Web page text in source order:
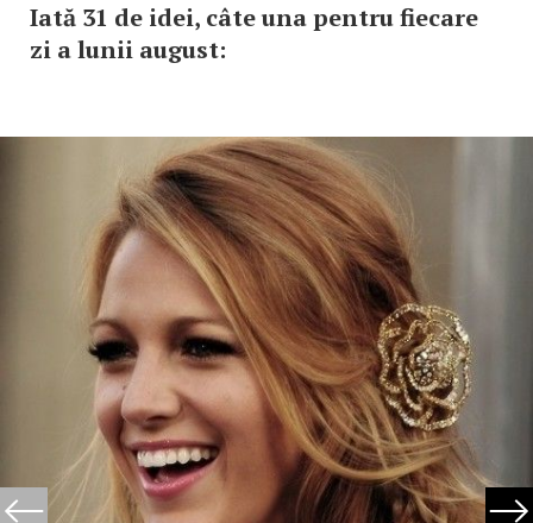
Iată 31 de idei, câte una pentru fiecare
zi a lunii august: